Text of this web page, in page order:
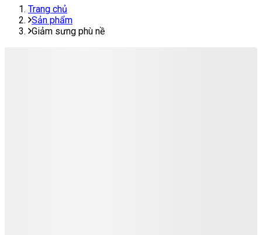
Trang chủ
Sản phẩm
Giảm sưng phù nề